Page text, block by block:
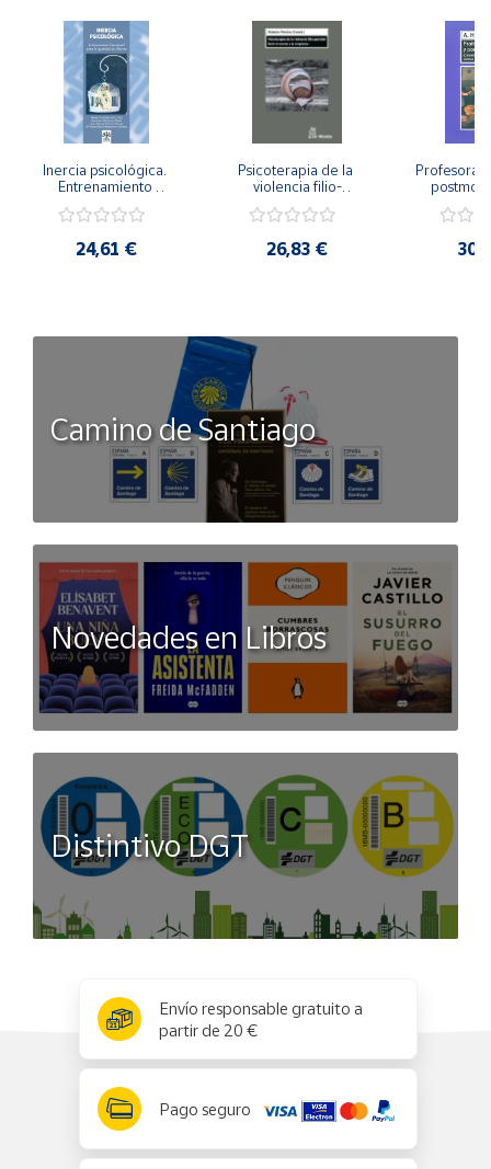
Inercia psicológica.
Entrenamiento
Igualdad de Género.
24,61 €
Psicoterapia de la
violencia filio-
secreto y la
26,83 €
Camino de Santiago
Novedades en Libros
Distintivo DGT
Envío responsable gratuito a
partir de 20 €
Pago seguro